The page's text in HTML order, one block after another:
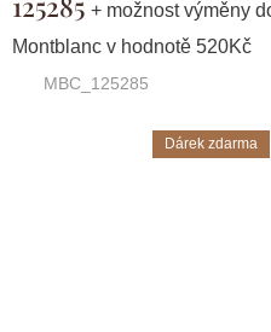
+ možnost výměny
Montblanc v hodnotě 520Kč
MBC_125285
Dárek zdarma